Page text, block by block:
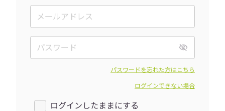
パスワードを忘れた方はこちら
ログインできない場合
ログインしたままにする